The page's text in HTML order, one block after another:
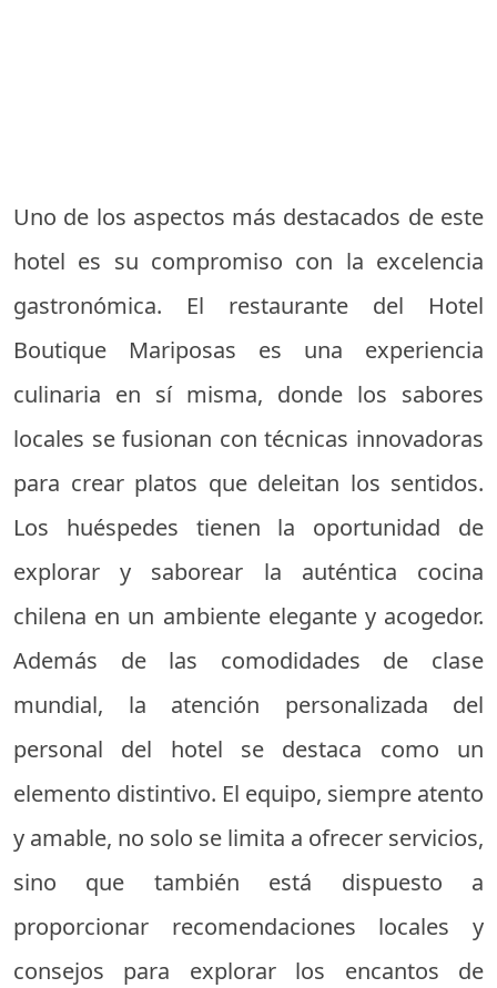
Uno de los aspectos más destacados de este
hotel es su compromiso con la excelencia
gastronómica. El restaurante del Hotel
Boutique Mariposas es una experiencia
culinaria en sí misma, donde los sabores
locales se fusionan con técnicas innovadoras
para crear platos que deleitan los sentidos.
Los huéspedes tienen la oportunidad de
explorar y saborear la auténtica cocina
chilena en un ambiente elegante y acogedor.
Además de las comodidades de clase
mundial, la atención personalizada del
personal del hotel se destaca como un
elemento distintivo. El equipo, siempre atento
y amable, no solo se limita a ofrecer servicios,
sino que también está dispuesto a
proporcionar recomendaciones locales y
consejos para explorar los encantos de